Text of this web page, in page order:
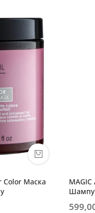
Color Маска